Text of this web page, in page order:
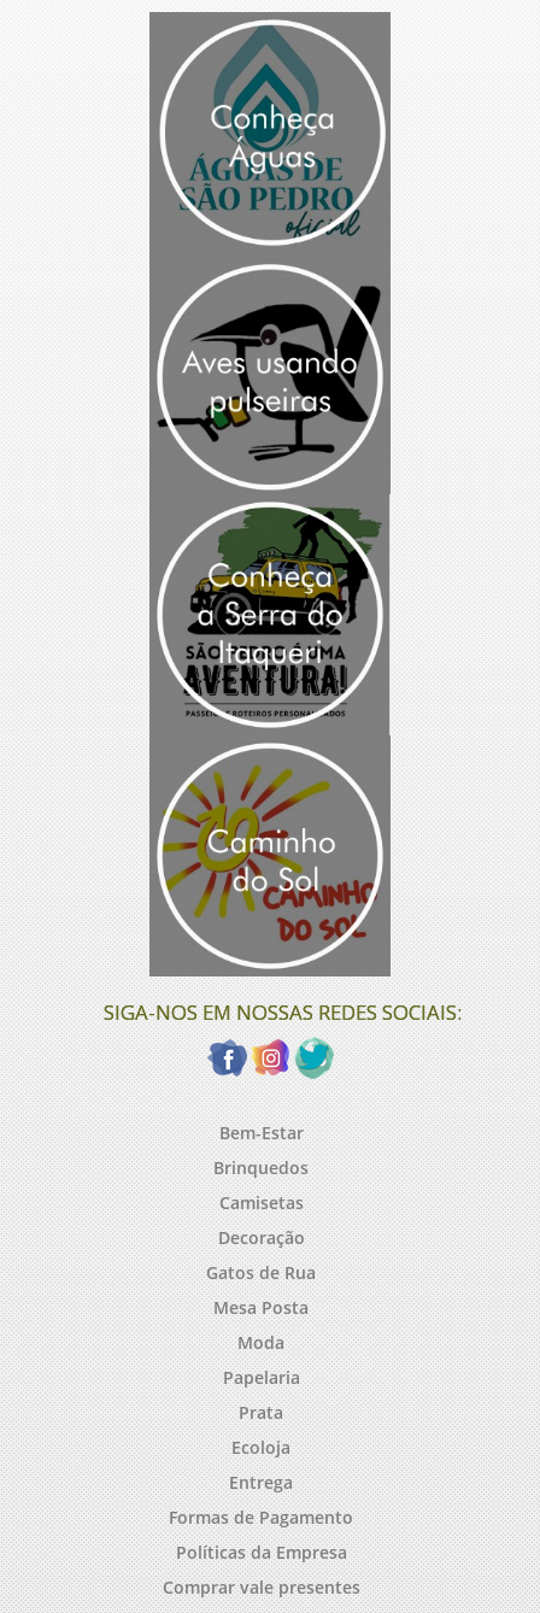
SIGA-NOS EM NOSSAS REDES SOCIAIS:
Bem-Estar
Brinquedos
Camisetas
Decoração
Gatos de Rua
Mesa Posta
Moda
Papelaria
Prata
Ecoloja
Entrega
Formas de Pagamento
Políticas da Empresa
Comprar vale presentes